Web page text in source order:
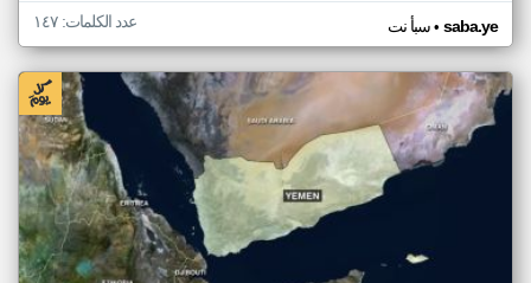
سبأ نت• saba.ye عدد الكلمات: ١٤٧